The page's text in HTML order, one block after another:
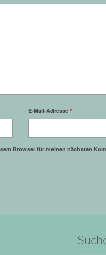
E-Mail-Adresse *
Browser für meinen nächsten